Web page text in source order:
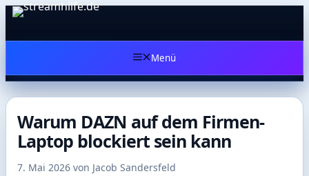
Zum
Menü
Warum DAZN auf dem Firmen-
Laptop blockiert sein kann
7. Mai 2026 von Jacob Sandersfeld